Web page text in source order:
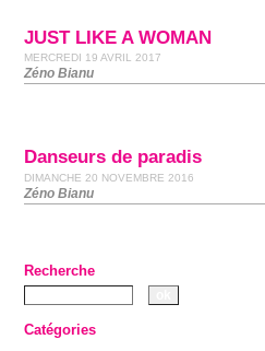
JUST LIKE A WOMAN
MERCREDI 19 AVRIL 2017
Zéno Bianu
Danseurs de paradis
DIMANCHE 20 NOVEMBRE 2016
Zéno Bianu
Recherche
Catégories